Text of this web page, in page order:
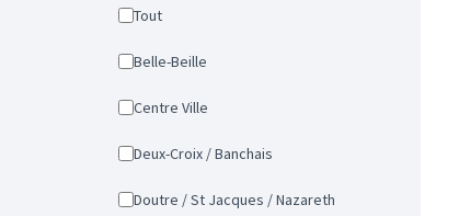
Tout
Belle-Beille
Centre Ville
Deux-Croix / Banchais
Doutre / St Jacques / Nazareth